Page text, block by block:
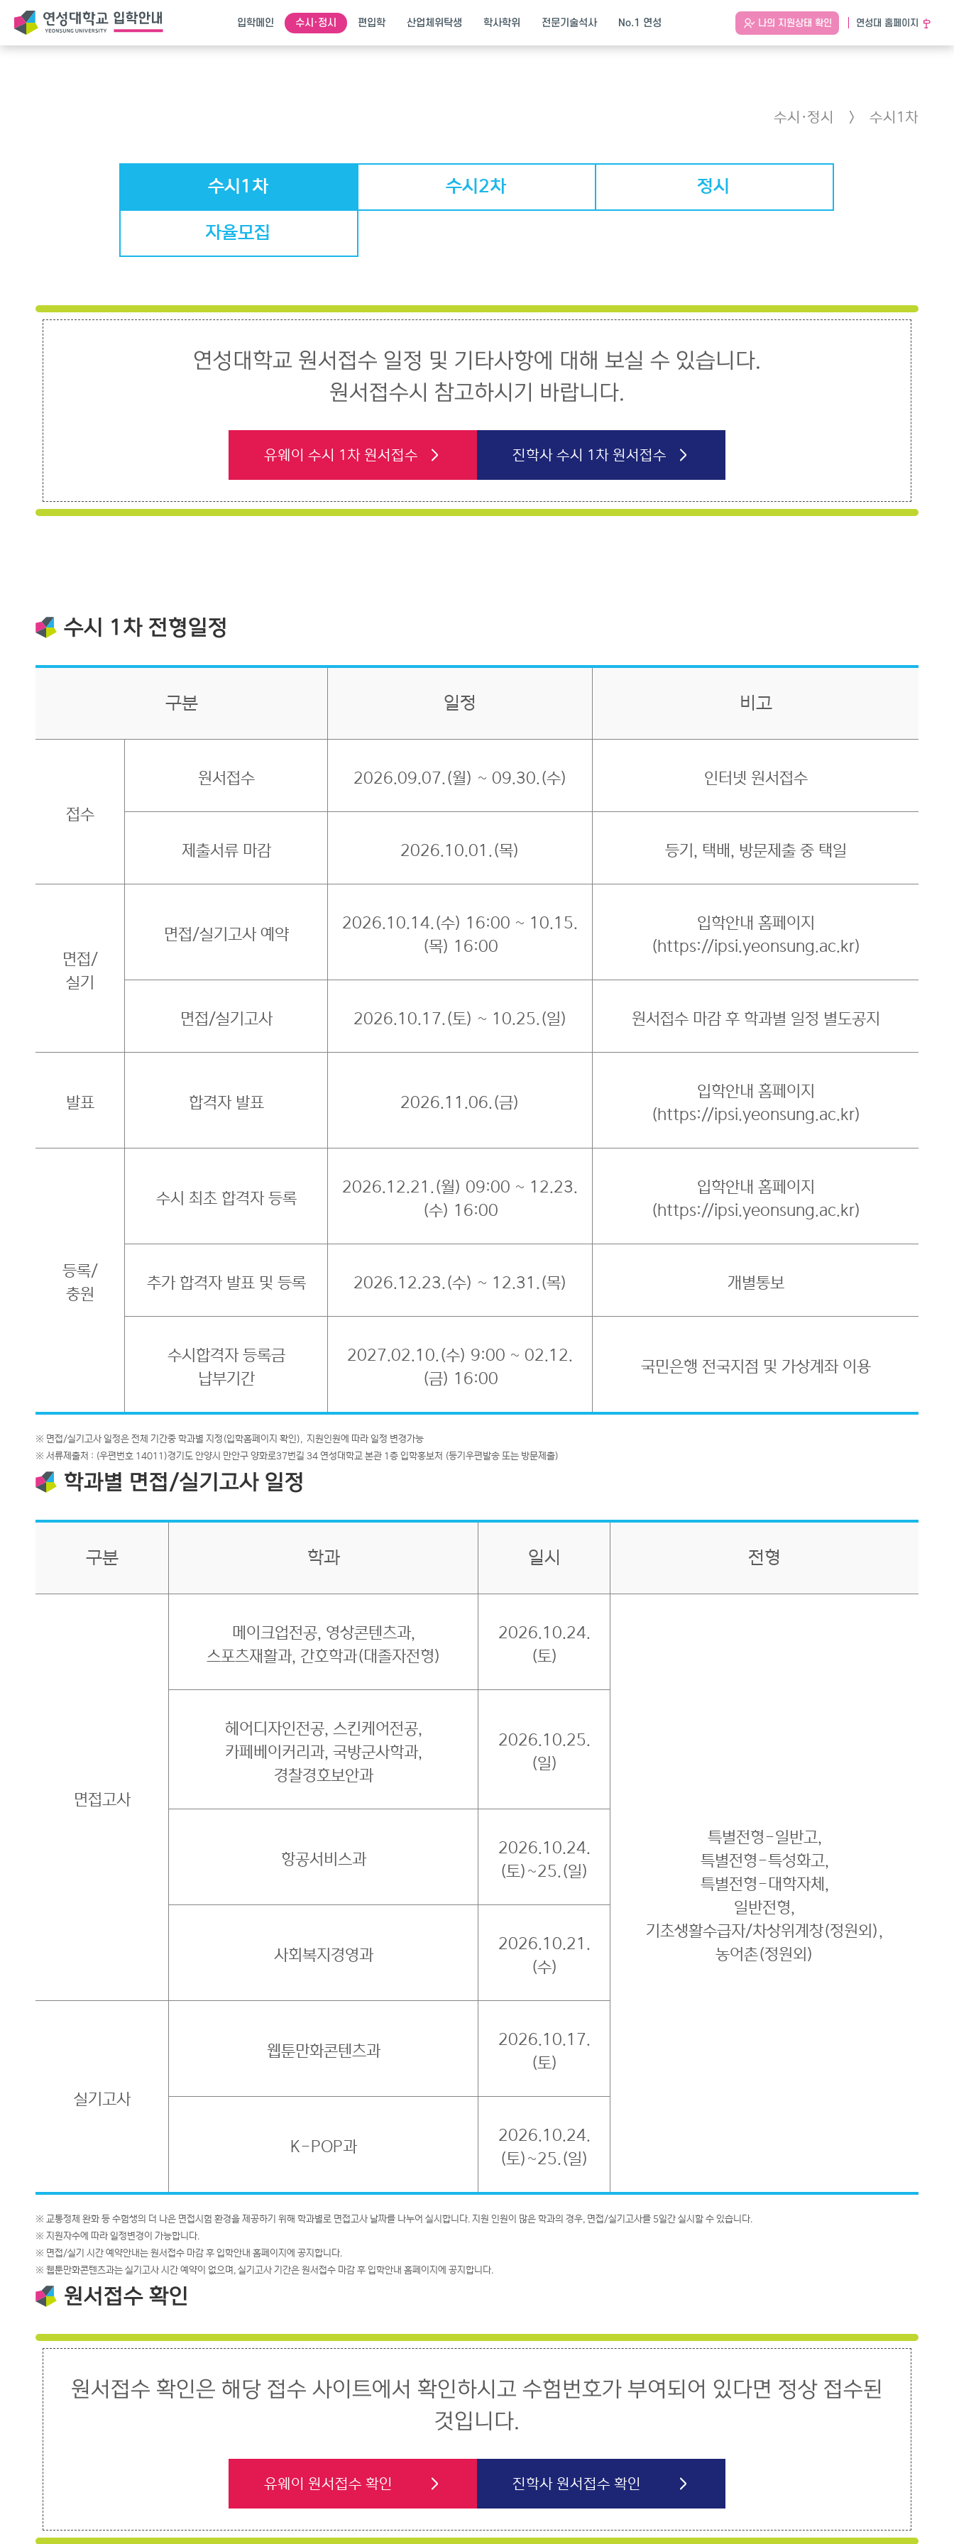
입학메인 수시·정시 편입학 산업체위탁생 학사학위 전문기술석사 No.1 연성 나의 지원상태 확인 연성대 홈페이지
수시·정시 수시1차
수시1차 수시2차 정시
자율모집
연성대학교 원서접수 일정 및 기타사항에 대해 보실 수 있습니다.
원서접수시 참고하시기 바랍니다.
유웨이 수시 1차 원서접수 진학사 수시 1차 원서접수
수시 1차 전형일정
구분 일정 비고
접수
원서접수 2026.09.07.(월) ~ 09.30.(수) 인터넷 원서접수
제출서류 마감 2026.10.01.(목) 등기, 택배, 방문제출 중 택일
면접/
실기
면접/실기고사 예약
2026.10.14.(수) 16:00 ~ 10.15.
(목) 16:00
입학안내 홈페이지
(https://ipsi.yeonsung.ac.kr)
면접/실기고사 2026.10.17.(토) ~ 10.25.(일) 원서접수 마감 후 학과별 일정 별도공지
발표 합격자 발표 2026.11.06.(금)
입학안내 홈페이지
(https://ipsi.yeonsung.ac.kr)
등록/
충원
수시 최초 합격자 등록
2026.12.21.(월) 09:00 ~ 12.23.
(수) 16:00
입학안내 홈페이지
(https://ipsi.yeonsung.ac.kr)
추가 합격자 발표 및 등록 2026.12.23.(수) ~ 12.31.(목) 개별통보
수시합격자 등록금
납부기간
2027.02.10.(수) 9:00 ~ 02.12.
(금) 16:00
국민은행 전국지점 및 가상계좌 이용
※ 면접/실기고사 일정은 전체 기간중 학과별 지정(입학홈페이지 확인), 지원인원에 따라 일정 변경가능
※ 서류제출처 : (우편번호 14011)경기도 안양시 만안구 양화로37번길 34 연성대학교 본관 1층 입학홍보처 (등기우편발송 또는 방문제출)
학과별 면접/실기고사 일정
구분 학과 일시 전형
면접고사
메이크업전공, 영상콘텐츠과,
스포츠재활과, 간호학과(대졸자전형)
2026.10.24.
(토)
특별전형-일반고,
특별전형-특성화고,
특별전형-대학자체,
일반전형,
기초생활수급자/차상위계창(정원외),
농어촌(정원외)
헤어디자인전공, 스킨케어전공,
카페베이커리과, 국방군사학과,
경찰경호보안과
2026.10.25.
(일)
항공서비스과
2026.10.24.
(토)~25.(일)
사회복지경영과
2026.10.21.
(수)
실기고사
웹툰만화콘텐츠과
2026.10.17.
(토)
K-POP과
2026.10.24.
(토)~25.(일)
※ 교통정체 완화 등 수험생의 더 나은 면접시험 환경을 제공하기 위해 학과별로 면접고사 날짜를 나누어 실시합니다. 지원 인원이 많은 학과의 경우, 면접/실기고사를 5일간 실시할 수 있습니다.
※ 지원자수에 따라 일정변경이 가능합니다.
※ 면접/실기 시간 예약안내는 원서접수 마감 후 입학안내 홈페이지에 공지합니다.
※ 웹툰만화콘텐츠과는 실기고사 시간 예약이 없으며, 실기고사 기간은 원서접수 마감 후 입학안내 홈페이지에 공지합니다.
원서접수 확인
원서접수 확인은 해당 접수 사이트에서 확인하시고 수험번호가 부여되어 있다면 정상 접수된
것입니다.
유웨이 원서접수 확인 진학사 원서접수 확인